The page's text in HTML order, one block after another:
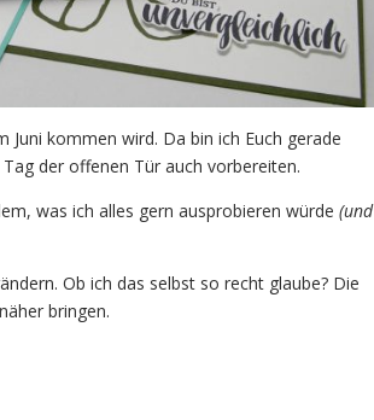
kommen wird. Da bin ich Euch gerade
der offenen Tür auch vorbereiten.
was ich alles gern ausprobieren würde (und
Ob ich das selbst so recht glaube? Die
bringen.